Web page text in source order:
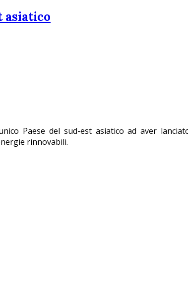
asiatico
Paese del sud-est asiatico ad aver
rinnovabili.